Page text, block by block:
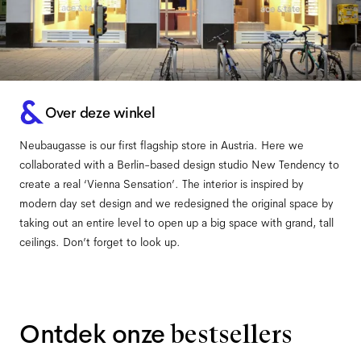
Over deze winkel
Neubaugasse is our first flagship store in Austria. Here we
collaborated with a Berlin-based design studio New Tendency to
create a real ‘Vienna Sensation’. The interior is inspired by
modern day set design and we redesigned the original space by
taking out an entire level to open up a big space with grand, tall
ceilings. Don’t forget to look up.
Ontdek onzebestsellers